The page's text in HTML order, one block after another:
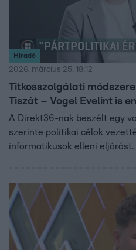
Híradó
2026. március 25. 18:12
Titkosszolgálati
Tiszát – Vogel Evelint is
A Direkt36-nak beszélt egy
szerinte politikai célok
informatikusok elleni eljárást.